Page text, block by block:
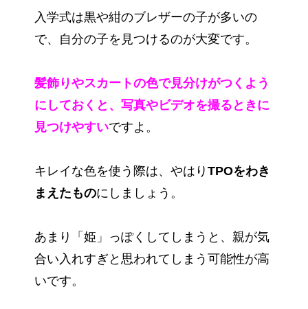
入学式は黒や紺のブレザーの子が多いの
で、自分の子を見つけるのが大変です。
髪飾りやスカートの色で見分けがつくよう
にしておくと、写真やビデオを撮るときに
見つけやすいですよ。
キレイな色を使う際は、やはり TPOをわき
まえたものにしましょう。
あまり「姫」っぽくしてしまうと、親が気
合い入れすぎと思われてしまう可能性が高
いです。